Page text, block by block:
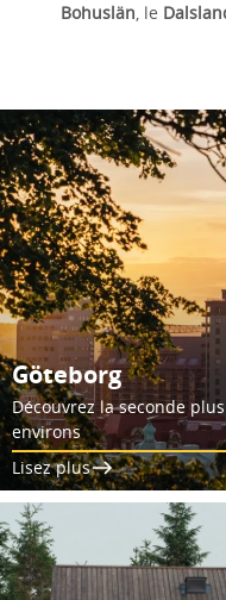
Bohuslän, le
Göteborg
Découvrez la seconde
environs
Lisez plus